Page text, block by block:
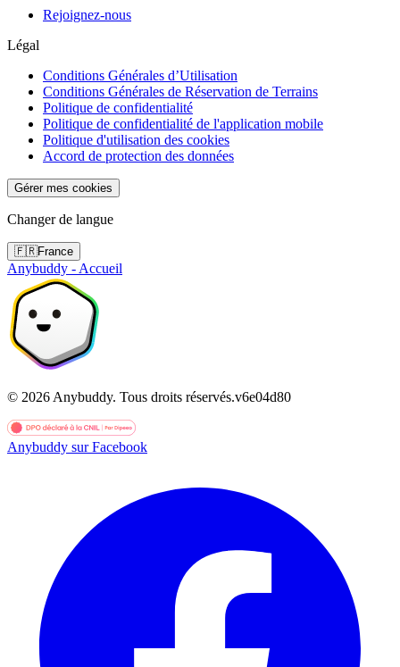
Rejoignez-nous
Légal
Conditions Générales d’Utilisation
Conditions Générales de Réservation de Terrains
Politique de confidentialité
Politique de confidentialité de l'application mobile
Politique d'utilisation des cookies
Accord de protection des données
Gérer mes cookies
Changer de langue
🇫🇷France
Anybuddy - Accueil
© 2026 Anybuddy. Tous droits réservés.v6e04d80
Anybuddy sur Facebook